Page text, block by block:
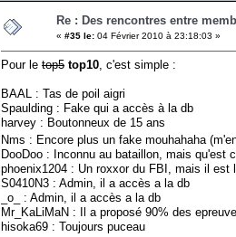
Re : Des rencontres entre
« #35 le: 04 Février 2010 à 23:18:03 »
Pour le top5 top10 , c'est simple :
BAAL : Tas de poil aigri
Spaulding : Fake qui a accès à la db
harvey : Boutonneux de 15 ans
Nms : Encore plus un fake mouhahaha
DooDoo : Inconnu au bataillon, mais qu'est
phoenix1204 : Un roxxor du FBI, mais il
S0410N3 : Admin, il a accès a la db
_o_ : Admin, il a accès a la db
Mr_KaLiMaN : Il a proposé 90% des
hisoka69 : Toujours puceau